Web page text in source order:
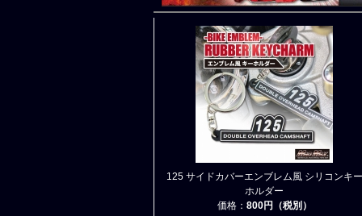
125 サイドカバーエンブレム風 シリコンキー
ホルダー
価格： 800円（税別）